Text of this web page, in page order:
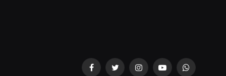
FacebookTwitterInstagramYouTubeWhatsApp